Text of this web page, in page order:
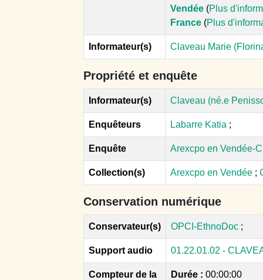
Vendée (Plus
France (Plus
Informateur(s) Claveau Marie
Propriété et enquête
Informateur(s) Claveau (né.e
Enquêteurs Labarre Katia ;
Enquête Arexcpo en Vendée-
Collection(s) Arexcpo en Vendée ;
Conservation numérique
Conservateur(s) OPCI-EthnoDoc ;
Support audio 01.22.01.02 -
Compteur de la
Durée : 00:00:00